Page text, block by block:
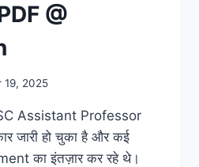
@
19, 2025
Assistant Professor
जारी हो चुका है और कई
का इंतज़ार कर रहे थे।